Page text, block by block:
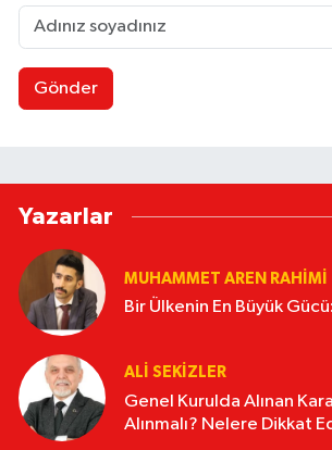
Gönder
Yazarlar
MUHAMMET AREN RAHIMI
Bir Ülkenin En Büyük
ALI SEKIZLER
Genel Kurulda Alınan
Alınmalı? Nelere Dikkat